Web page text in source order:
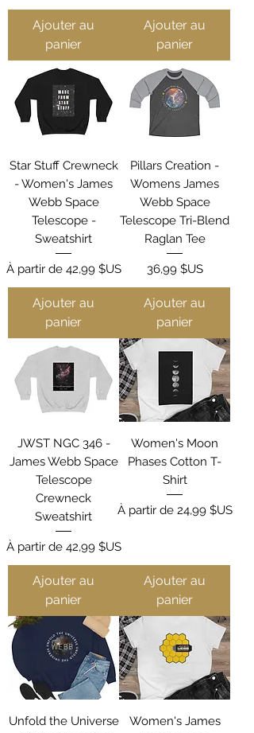
Ajouter au
panier
Ajouter au
panier
Star Stuff Crewneck
- Women's James
Webb Space
Telescope -
Sweatshirt
À partir de 42,99 $US
Prix promotionnel
Ajouter au
panier
Pillars Creation -
Womens James
Webb Space
Telescope Tri-Blend
Raglan Tee
Prix
36,99 $US
Ajouter au
panier
JWST NGC 346 -
James Webb Space
Telescope
Crewneck
Sweatshirt
À partir de 42,99 $US
Prix promotionnel
Ajouter au
panier
Women's Moon
Phases Cotton T-
Shirt
À partir de 24,99 $US
Prix promotionnel
Ajouter au
panier
Unfold the Universe
Women's James